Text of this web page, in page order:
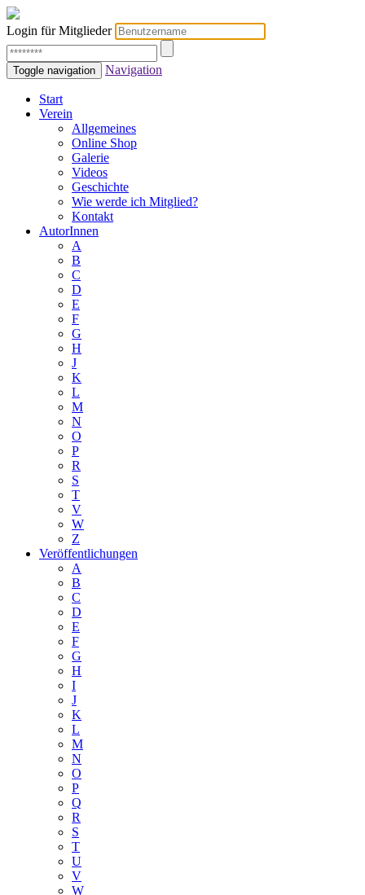
Login für Mitglieder
Toggle navigation Navigation
Start
Verein
Allgemeines
Online Shop
Galerie
Videos
Geschichte
Wie werde ich Mitglied?
Kontakt
AutorInnen
A
B
C
D
E
F
G
H
J
K
L
M
N
O
P
R
S
T
V
W
Z
Veröffentlichungen
A
B
C
D
E
F
G
H
I
J
K
L
M
N
O
P
Q
R
S
T
U
V
W